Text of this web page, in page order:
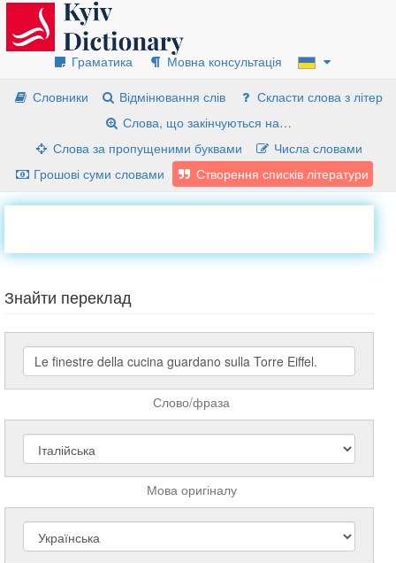
Граматика
Мовна консультація
Словники
Відмінювання слів
Скласти слова з літер
Слова, що закінчуються на…
Слова за пропущеними буквами
Числа словами
Грошові суми словами
Створення списків літератури
Знайти переклад
Слово/фраза
Мова оригіналу